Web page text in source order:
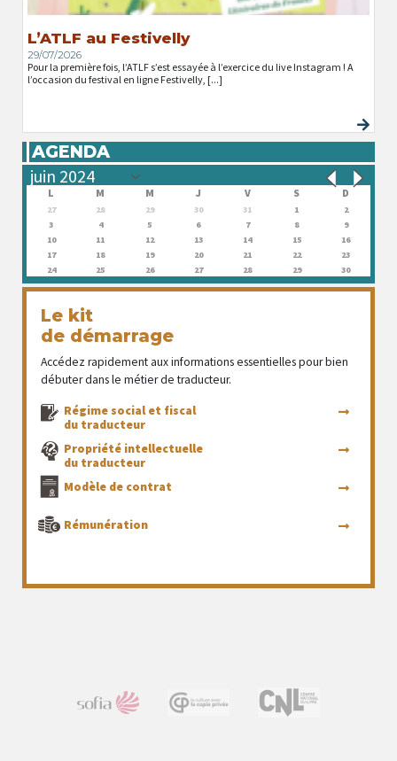
L’ATLF au Festivelly
29/07/2026
Pour la première fois, l’ATLF s’est essayée à l’exercice du live Instagram ! A
l’occasion du festival en ligne Festivelly, [...]
AGENDA
L M M J V S D
27 28 29 30 31 1
2
3
4 5 6 7 8
9
10
11 12 13 14 15
16
17
18 19 20 21 22
23
24
25 26 27 28 29 30
Le kit
de démarrage
Accédez rapidement aux informations essentielles pour bien
débuter dans le métier de traducteur.
Régime social et fiscal
du traducteur
Propriété intellectuelle
du traducteur
Modèle de contrat
Rémunération